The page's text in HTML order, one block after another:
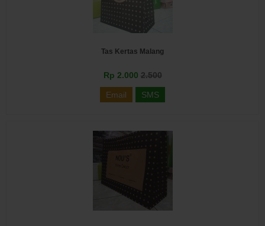
Tas Kertas Malang
Rp 2.000 2.500
Email SMS